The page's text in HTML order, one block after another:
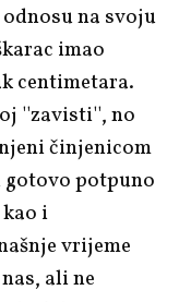
na svoju
imao
centimetara.
''zavisti'', no
činjenicom
gotovo potpuno
i
vrijeme
ali ne